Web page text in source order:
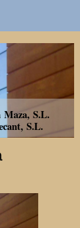
Maza, S.L.
S.L.